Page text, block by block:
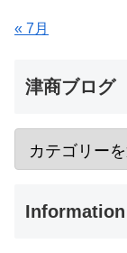
« 7月
津商ブログ
Information